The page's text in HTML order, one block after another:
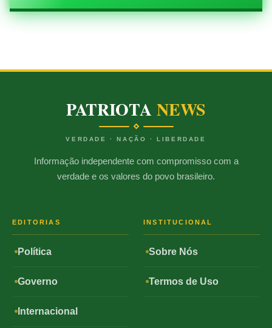
PATRIOTANEWS
VERDADE · NAÇÃO · LIBERDADE
Informação independente com compromisso com a
verdade e os valores do povo brasileiro.
EDITORIAS
Política
Governo
Internacional
INSTITUCIONAL
Sobre Nós
Termos de Uso